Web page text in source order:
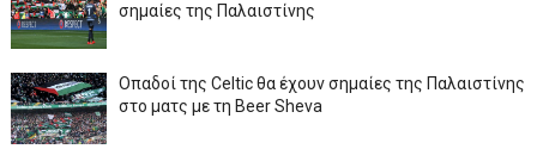
σημαίες της Παλαιστίνης
Οπαδοί της Celtic θα έχουν σημαίες της Παλαιστίνης
στο ματς με τη Beer Sheva